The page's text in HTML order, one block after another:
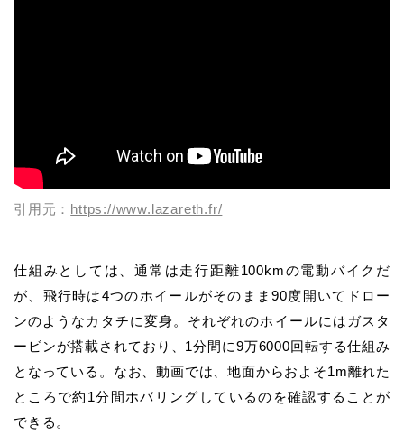
引用元： https://www.lazareth.fr/
仕組みとしては、通常は走行距離100kmの電動バイクだ
が、飛行時は4つのホイールがそのまま90度開いてドロー
ンのようなカタチに変身。それぞれのホイールにはガスタ
ービンが搭載されており、1分間に9万6000回転する仕組み
となっている。なお、動画では、地面からおよそ1m離れた
ところで約1分間ホバリングしているのを確認することが
できる。